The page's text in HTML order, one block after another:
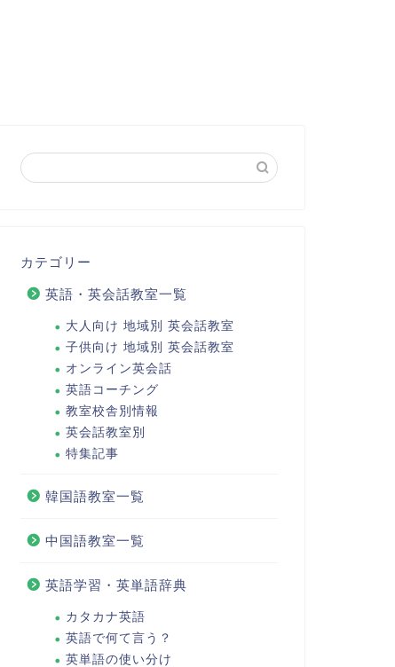
カテゴリー
英語・英会話教室一覧
大人向け 地域別 英会話教室
子供向け 地域別 英会話教室
オンライン英会話
英語コーチング
教室校舎別情報
英会話教室別
特集記事
韓国語教室一覧
中国語教室一覧
英語学習・英単語辞典
カタカナ英語
英語で何て言う？
英単語の使い分け